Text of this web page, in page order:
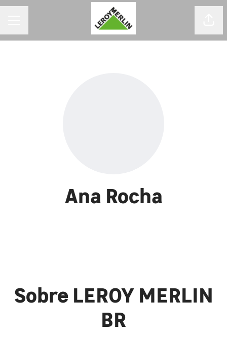
Ana Rocha
Sobre LEROY MERLIN
BR